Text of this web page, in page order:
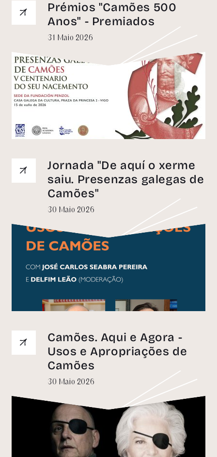
Prémios "Camões 500
Anos" - Premiados
31 Maio 2026
Jornada "De aquí o xerme
saiu. Presenzas galegas de
Camões"
30 Maio 2026
Camões. Aqui e Agora -
Usos e Apropriações de
Camões
30 Maio 2026